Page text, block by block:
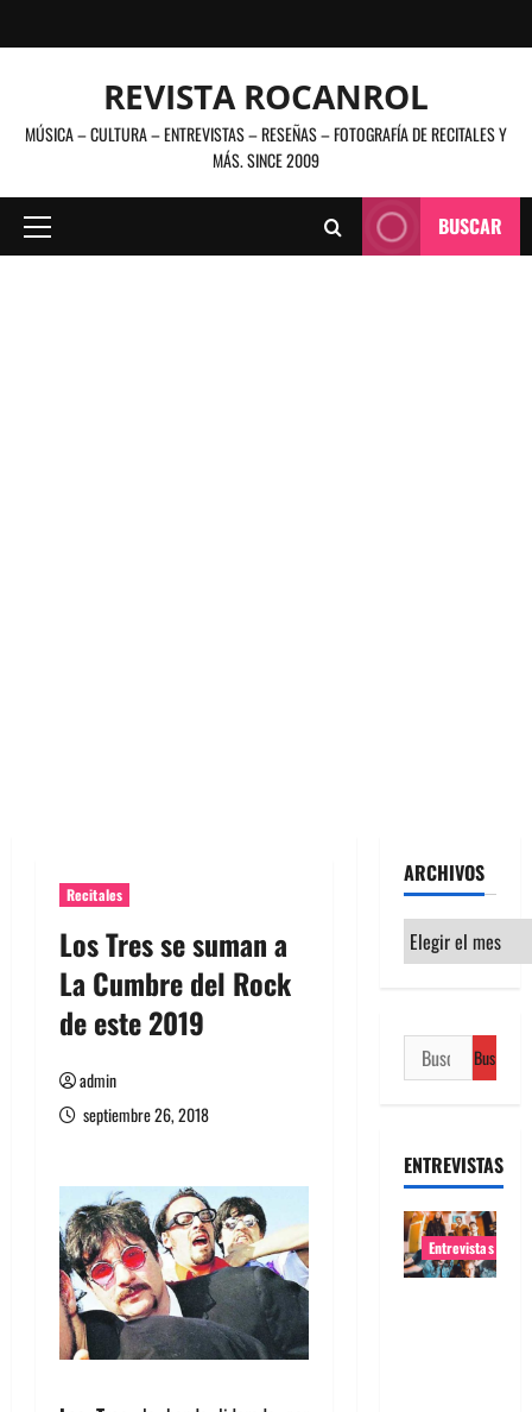
al
REVISTA ROCANROL
MÚSICA – CULTURA – ENTREVISTAS – RESEÑAS – FOTOGRAFÍA DE RECITALES Y
MÁS. SINCE 2009
Menú
BUSCAR
Recitales
Los Tres se suman a
La Cumbre del Rock
de este 2019
admin
septiembre 26, 2018
ARCHIVOS
Archivos
Buscar:
ENTREVISTAS
Entrevistas